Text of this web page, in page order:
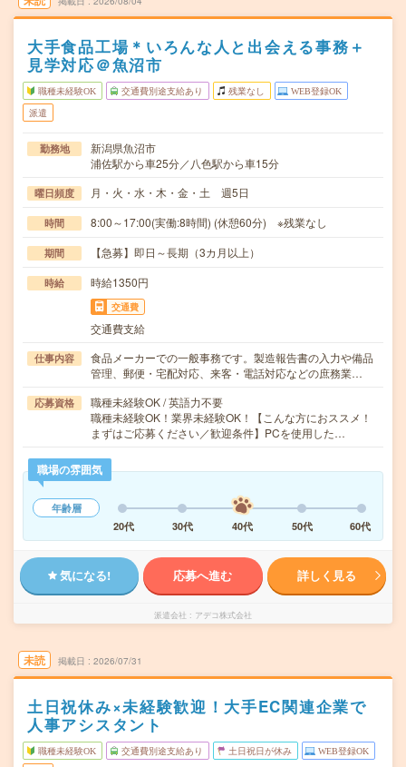
大手食品工場＊いろんな人と出会える事務＋
見学対応＠魚沼市
職種未経験OK 交通費別途支給あり 残業なし WEB登録OK
派遣
勤務地
新潟県魚沼市
浦佐駅から車25分／八色駅から車15分
曜日頻度 月・火・水・木・金・土 週5日
時間 8:00～17:00(実働:8時間) (休憩60分) ※残業なし
期間 【急募】即日～長期（3カ月以上）
時給 時給1350円
交通費
交通費支給
仕事内容
食品メーカーでの一般事務です。製造報告書の入力や備品
管理、郵便・宅配対応、来客・電話対応などの庶務業…
応募資格
職種未経験OK / 英語力不要
職種未経験OK！業界未経験OK！【こんな方におススメ！
まずはご応募ください／歓迎条件】PCを使用した…
職場の雰囲気
年齢層
20代
30代 40代 50代 60代
気になる! 応募へ進む 詳しく見る
派遣会社 アデコ株式会社
未読 掲載日 2026/07/31
土日祝休み×未経験歓迎！大手EC関連企業で
人事アシスタント
職種未経験OK 交通費別途支給あり 土日祝日が休み WEB登録OK